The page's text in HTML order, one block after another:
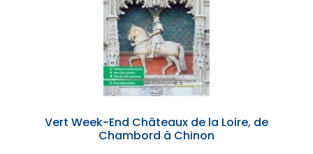
Vert Week-End Châteaux de la Loire, de
Chambord à Chinon